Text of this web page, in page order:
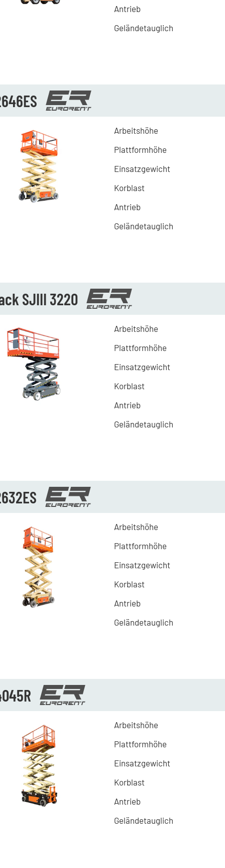
Antrieb
Geländetauglich
Arbeitshöhe
Plattformhöhe
Einsatzgewicht
Korblast
Antrieb
Geländetauglich
SJIII 3220
Arbeitshöhe
Plattformhöhe
Einsatzgewicht
Korblast
Antrieb
Geländetauglich
Arbeitshöhe
Plattformhöhe
Einsatzgewicht
Korblast
Antrieb
Geländetauglich
Arbeitshöhe
Plattformhöhe
Einsatzgewicht
Korblast
Antrieb
Geländetauglich